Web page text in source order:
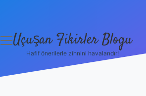
menüyü
Uçuşan Fikirler Blogu
Hafif önerilerle zihnini havalandır!